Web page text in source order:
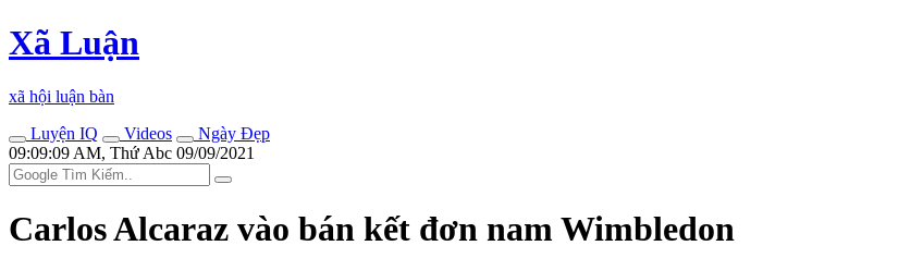
Xã Luận
xã hội luận bàn
Luyện IQ
Videos
Ngày Đẹp
09:09:09 AM, Thứ Abc 09/09/2021
Carlos Alcaraz vào bán kết đơn nam Wimbledon